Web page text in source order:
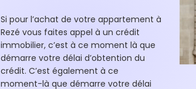
Si pour l’achat de votre appartement à
Rezé vous faites appel à un crédit
immobilier, c’est à ce moment là que
démarre votre délai d’obtention du
crédit. C’est également à ce
moment-là que démarre votre délai